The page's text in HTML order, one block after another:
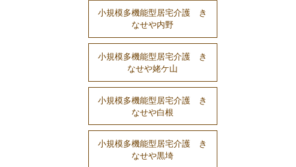
小規模多機能型居宅介護 き
なせや内野
小規模多機能型居宅介護 き
なせや姥ケ山
小規模多機能型居宅介護 き
なせや白根
小規模多機能型居宅介護 き
なせや黒埼